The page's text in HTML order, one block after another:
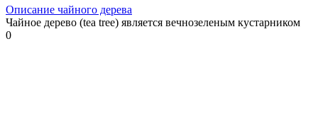
Описание чайного дерева
Чайное дерево (tea tree) является вечнозеленым кустарником
0